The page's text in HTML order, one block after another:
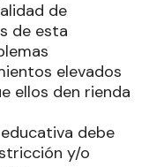
de
de esta
elevados
ellos den rienda
debe
y/o